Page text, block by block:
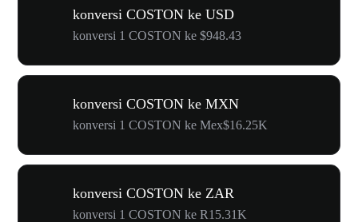
konversi COSTON ke USD
konversi 1 COSTON ke $948.43
konversi COSTON ke MXN
konversi 1 COSTON ke Mex$16.25K
konversi COSTON ke ZAR
konversi 1 COSTON ke R15.31K